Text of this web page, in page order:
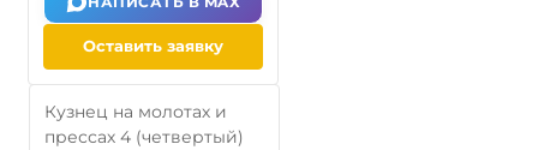
Оставить заявку
Кузнец на молотах и
прессах 4 (четвертый)